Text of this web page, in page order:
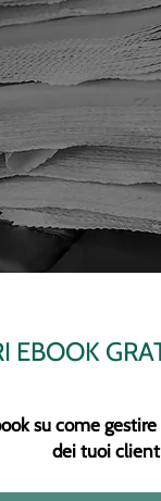
EBOOK
su come
dei tuoi